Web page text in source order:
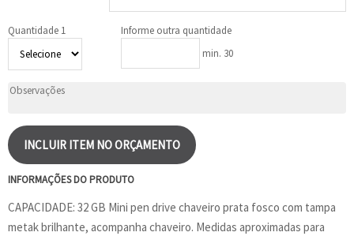
Quantidade 1
Informe outra quantidade
min. 30
INCLUIR ITEM NO ORÇAMENTO
INFORMAÇÕES DO PRODUTO
CAPACIDADE: 32 GB Mini pen drive chaveiro prata fosco com tampa
metak brilhante, acompanha chaveiro. Medidas aproximadas para